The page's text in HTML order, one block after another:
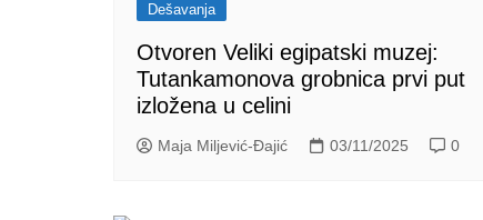
Dešavanja
Otvoren Veliki egipatski muzej:
Tutankamonova grobnica prvi put
izložena u celini
Maja Miljević-Đajić 03/11/2025 0